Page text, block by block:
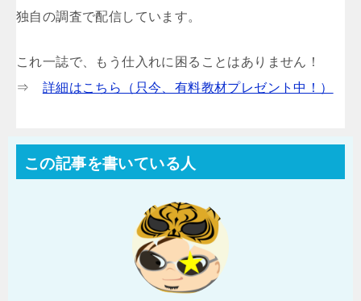
独自の調査で配信しています。
これ一誌で、もう仕入れに困ることはありません！
⇒ 詳細はこちら（只今、有料教材プレゼント中！）
この記事を書いている人